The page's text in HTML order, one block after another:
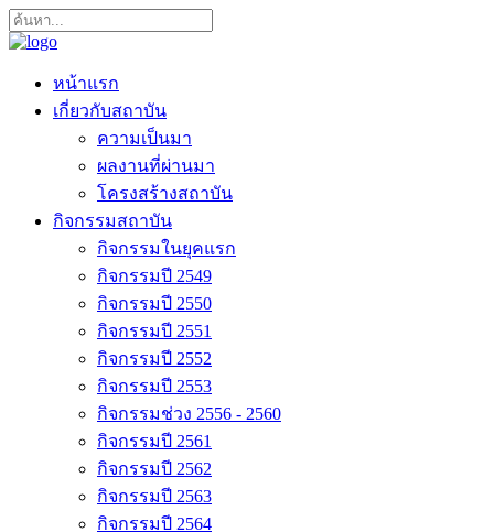
หน้าแรก
เกี่ยวกับสถาบัน
ความเป็นมา
ผลงานที่ผ่านมา
โครงสร้างสถาบัน
กิจกรรมสถาบัน
กิจกรรมในยุคแรก
กิจกรรมปี 2549
กิจกรรมปี 2550
กิจกรรมปี 2551
กิจกรรมปี 2552
กิจกรรมปี 2553
กิจกรรมช่วง 2556 - 2560
กิจกรรมปี 2561
กิจกรรมปี 2562
กิจกรรมปี 2563
กิจกรรมปี 2564